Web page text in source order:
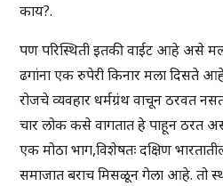
काय?.
पण परिस्थिती इतकी वाईट आहे असे
ढगांना एक रुपेरी किनार मला दिसते
रोजचे व्यवहार धर्मग्रंथ वाचून ठरवत
चार लोक कसे वागतात हे पाहून ठरत
एक मोठा भाग,विशेषतः दक्षिण
समाजात बराच मिसळून गेला आहे. तो